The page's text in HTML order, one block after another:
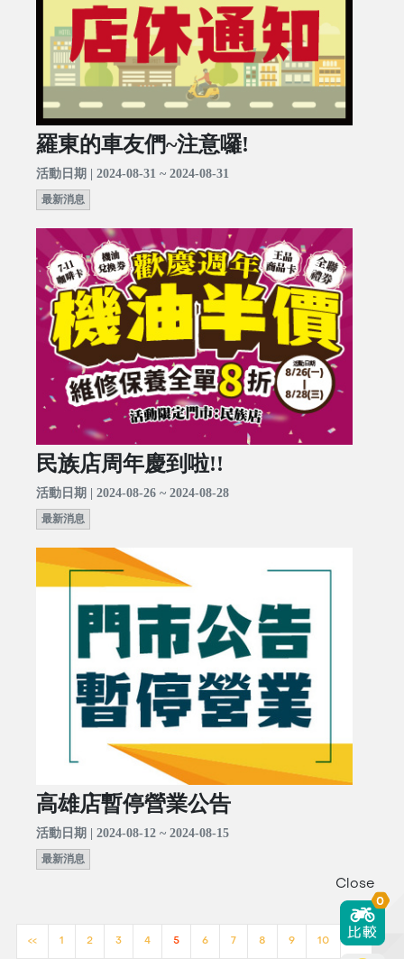
羅東的車友們~注意囉!
活動日期 | 2024-08-31 ~ 2024-08-31
最新消息
民族店周年慶到啦!!
活動日期 | 2024-08-26 ~ 2024-08-28
最新消息
高雄店暫停營業公告
活動日期 | 2024-08-12 ~ 2024-08-15
最新消息
<< 1 2 3 4 5 6 7 8 9 10 >>
Close
0